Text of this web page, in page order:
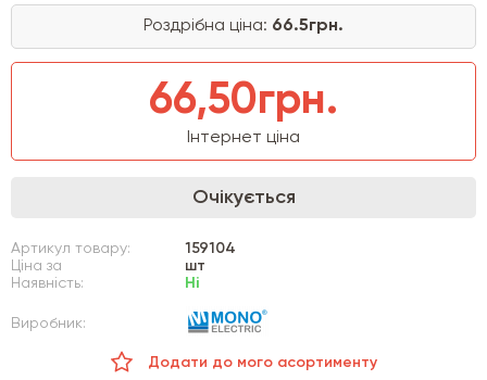
Роздрібна ціна: 66.5грн.
66,50грн.
Інтернет ціна
Очікується
Артикул товару:
159104
Ціна за
шт
Наявність:
Ні
Виробник:
Додати до мого асортименту